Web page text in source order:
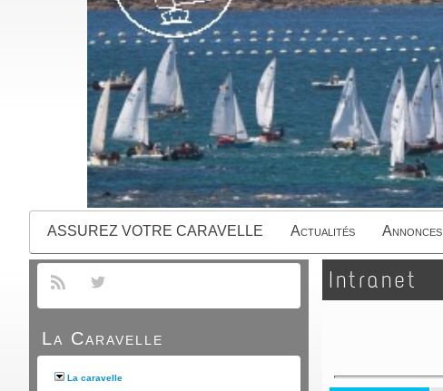
ASSUREZ VOTRE CARAVELLE Actualités Annonces
La Caravelle
La caravelle
Intranet